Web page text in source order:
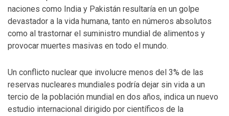
naciones como India y Pakistán resultaría en un golpe
devastador a la vida humana, tanto en números absolutos
como al trastornar el suministro mundial de alimentos y
provocar muertes masivas en todo el mundo.
Un conflicto nuclear que involucre menos del 3% de las
reservas nucleares mundiales podría dejar sin vida a un
tercio de la población mundial en dos años, indica un nuevo
estudio internacional dirigido por científicos de la